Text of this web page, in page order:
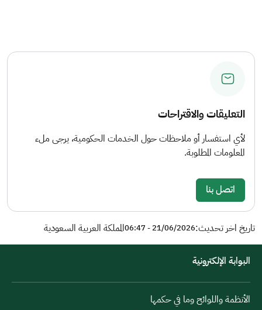
التعليقات والاقتراحات
لأي استفسار أو ملاحظات حول الخدمات الحكومية، يرجى ملء
المعلومات المطلوبة.
اتصل بنا
تاريخ اخر تحديث:21/06/2026 - 06:47 المملكة العربية السعودية
البوابة الإلكترونية
الأنظمة واللوائح وما في حكمها